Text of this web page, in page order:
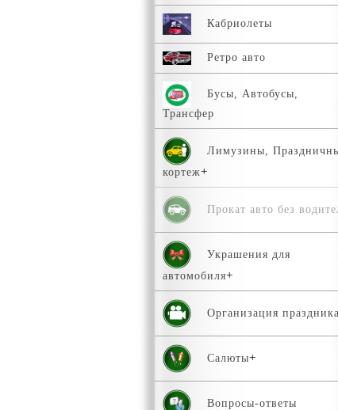
Кабриолеты
Ретро авто
Бусы, Автобусы,
Трансфер
Лимузины,
кортеж
Прокат авто без
Украшения для
автомобиля
Организация праздника
Салюты
Вопросы-ответы